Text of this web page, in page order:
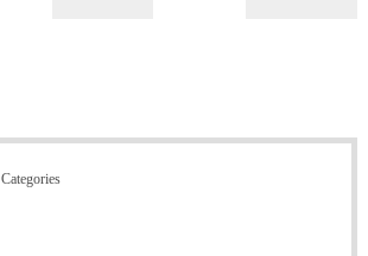
Categories